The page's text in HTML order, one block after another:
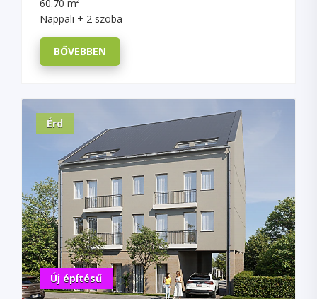
60.70 m²
Nappali + 2 szoba
BŐVEBBEN
Érd
Új építésű